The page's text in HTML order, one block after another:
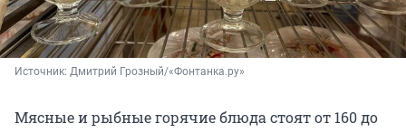
Источник: Дмитрий Грозный/«Фонтанка.ру»
Мясные и рыбные горячие блюда стоят от 160 до